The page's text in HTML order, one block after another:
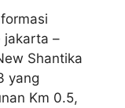
jakarta –
Shantika
yang
Km 0.5,